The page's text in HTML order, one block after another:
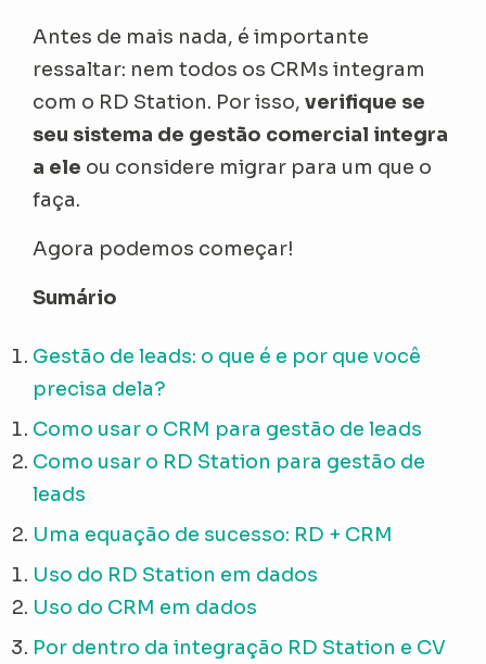
Antes de mais nada, é importante
ressaltar: nem todos os CRMs integram
com o RD Station. Por isso,verifique se
seu sistema de gestão comercial integra
a ele ou considere migrar para um que o
faça.
Agora podemos começar!
Sumário
Gestão de leads: o que é e por que você
precisa dela?
Como usar o CRM para gestão de leads
Como usar o RD Station para gestão de
leads
Uma equação de sucesso: RD + CRM
Uso do RD Station em dados
Uso do CRM em dados
Por dentro da integração RD Station e CV